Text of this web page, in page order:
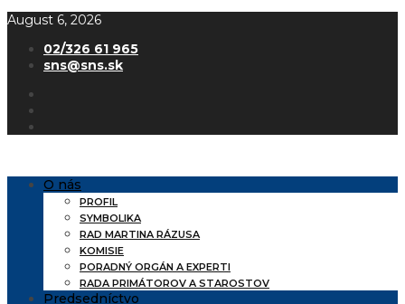
August 6, 2026
02/326 61 965
sns@sns.sk
O nás
PROFIL
SYMBOLIKA
RAD MARTINA RÁZUSA
KOMISIE
PORADNÝ ORGÁN A EXPERTI
RADA PRIMÁTOROV A STAROSTOV
Predsedníctvo